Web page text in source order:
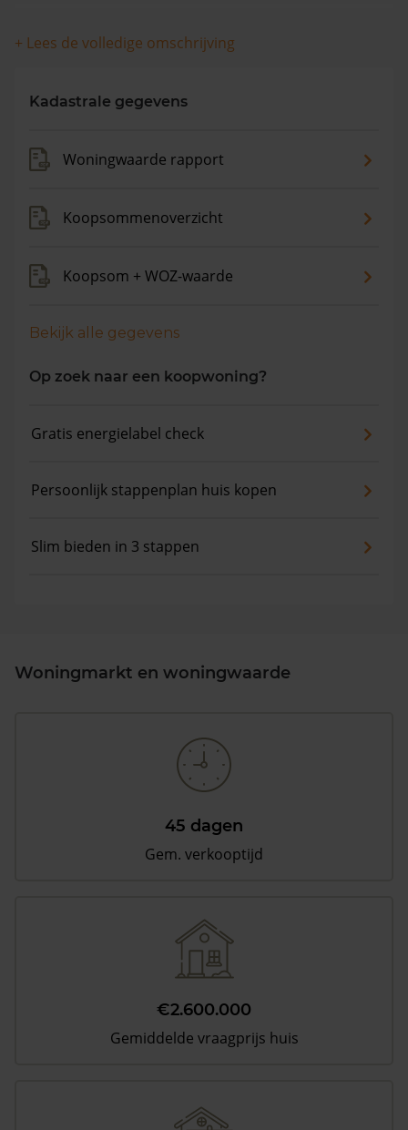
De gemiddelde huizenprijs is €2.600.000. De
gemiddelde vraagprijs is €2.600.000. In de afgelopen 12
gestegen.
+ Lees de volledige omschrijving
Kadastrale gegevens
Woningwaarde rapport
Koopsommenoverzicht
Koopsom + WOZ-waarde
Bekijk alle gegevens
Op zoek naar een koopwoning?
Gratis energielabel check
Persoonlijk stappenplan huis kopen
Slim bieden in 3 stappen
Woningmarkt en woningwaarde
45 dagen
Gem. verkooptijd
€2.600.000
Gemiddelde vraagprijs huis